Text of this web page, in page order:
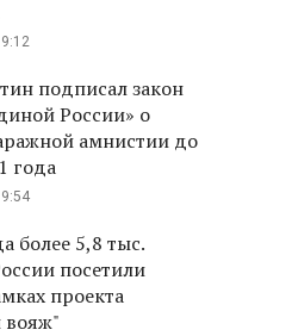
подписал закон
России» о
амнистии до
года
более 5,8 тыс.
посетили
проекта
вояж"